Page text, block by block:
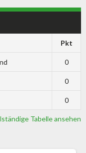
Pkt
0
0
0
Tabelle ansehen